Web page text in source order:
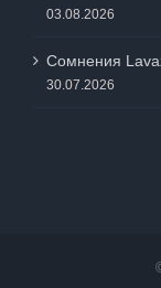
03.08.2026
Сомнения
30.07.2026